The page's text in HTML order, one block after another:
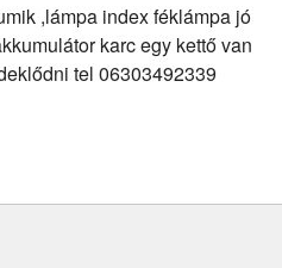
,lámpa index féklámpa jó
karc egy kettő van
tel 06303492339